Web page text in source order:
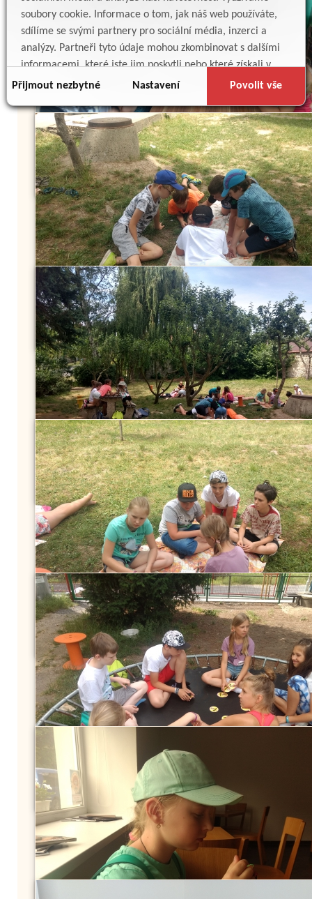
soubory cookie. Informace o tom, jak náš web používáte,
sdílíme se svými partnery pro sociální média, inzerci a
analýzy. Partneři tyto údaje mohou zkombinovat s dalšími
informacemi, které jste jim poskytli nebo které získali v
důsledku toho, že používáte jejich služby.
Přijmout nezbytné Nastavení Povolit vše